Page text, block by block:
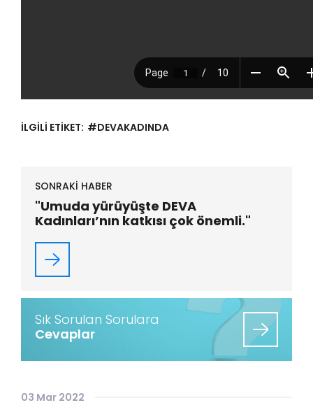
İLGİLİ ETİKET: #DEVAKADINDA
SONRAKİ HABER
"Umuda yürüyüşte DEVA
Kadınları’nın katkısı çok önemli."
Sık Sorulan Sorulara
Cevaplar
03 Mar 2022